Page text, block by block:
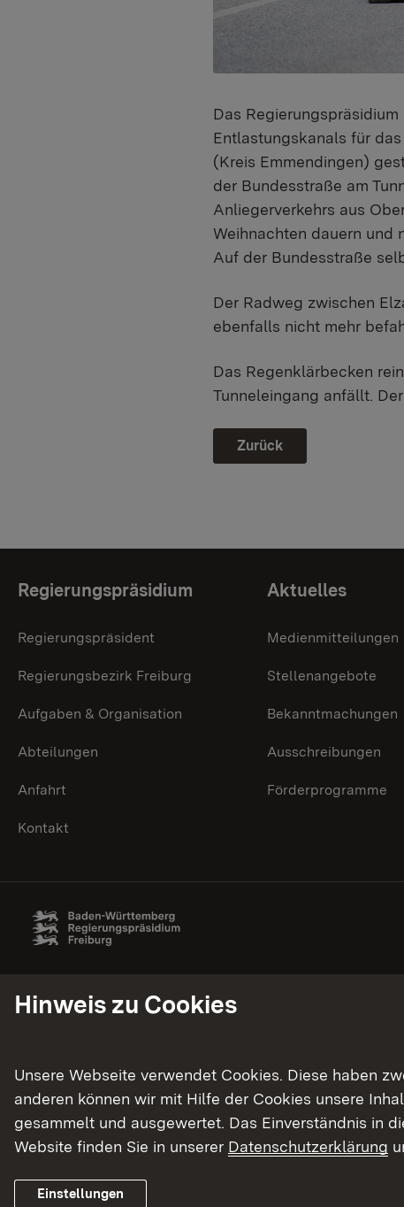
Das
Entlastungskanals für
(Kreis Emmendingen)
der Bundesstraße am
Anliegerverkehrs aus
Weihnachten dauern und
Auf der Bundesstraße
Der Radweg zwischen
ebenfalls nicht mehr
Das Regenklärbecken
Tunneleingang anfällt.
Zurück
Themenübersicht
Regierungspräsidium
Regierungspräsident
Regierungsbezirk Freiburg
Aufgaben & Organisation
Abteilungen
Anfahrt
Kontakt
Aktuelles
Medienmitteilungen
Stellenangebote
Bekanntmachungen
Ausschreibungen
Förderprogramme
Hinweis zu Cookies
Unsere Webseite verwendet Cookies. Diese haben
anderen können wir mit Hilfe der Cookies unsere
gesammelt und ausgewertet. Das Einverständnis in
Website finden Sie in unserer Datenschutzerklärung
Einstellungen